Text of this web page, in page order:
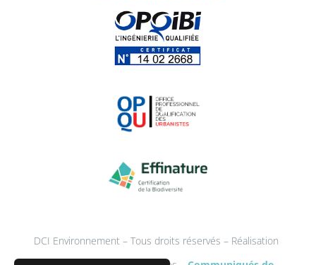
DCI Environnement – Tous droits réservés – Réalisation